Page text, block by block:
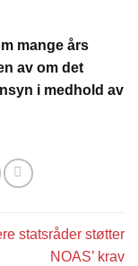
mange års
av om det
i medhold av
statsråder støtter
NOAS’ krav